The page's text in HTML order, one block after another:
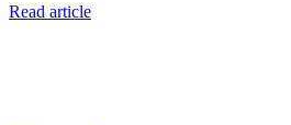
Read article